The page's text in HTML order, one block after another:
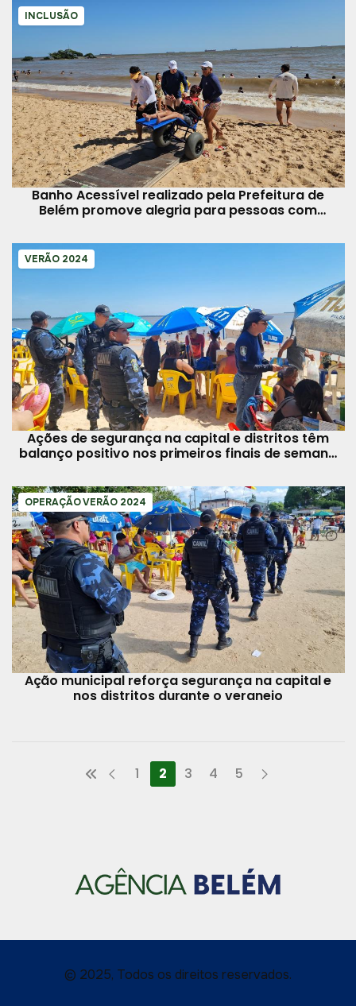
INCLUSÃO
Banho Acessível realizado pela Prefeitura de
Belém promove alegria para pessoas com
VERÃO 2024
Ações de segurança na capital e distritos têm
balanço positivo nos primeiros finais de semana
OPERAÇÃO VERÃO 2024
Ação municipal reforça segurança na capital e
nos distritos durante o veraneio
1 2 3 4 5
© 2025, Todos os direitos reservados.